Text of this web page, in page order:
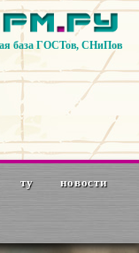
база ГОСТов, СНиПов
ту новости